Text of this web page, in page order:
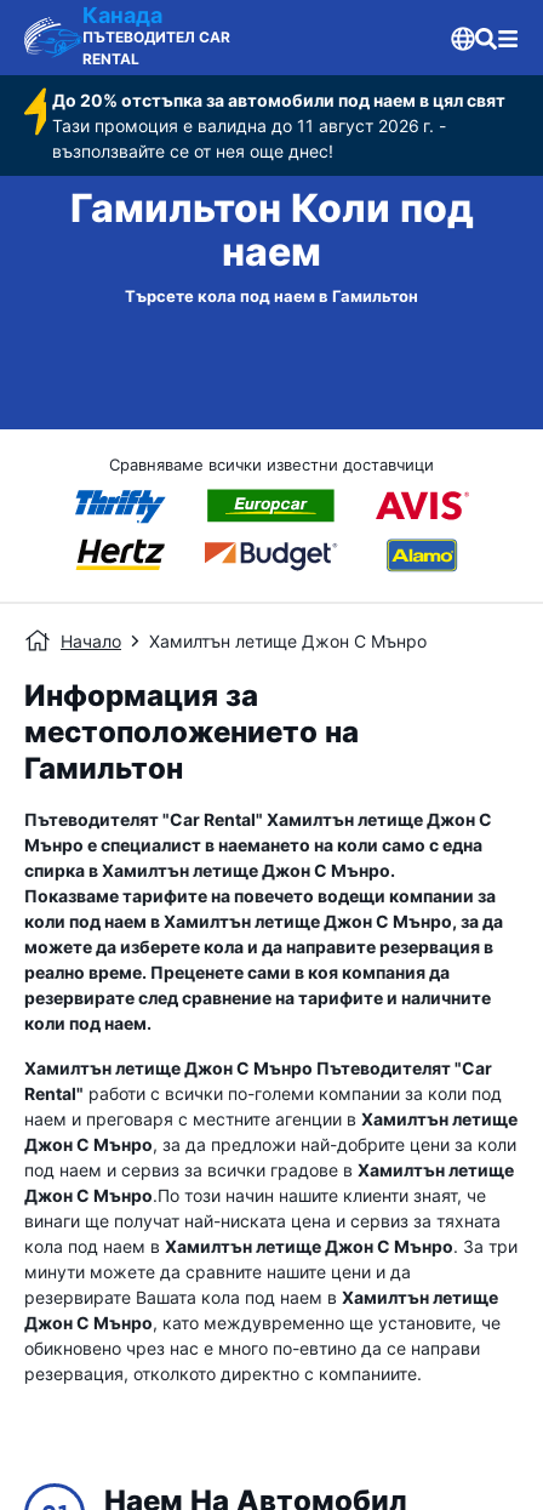
Канада
ПЪТЕВОДИТЕЛ CAR
RENTAL
До 20% отстъпка за автомобили под наем в цял свят
Тази промоция е валидна до 11 август 2026 г. -
възползвайте се от нея още днес!
Гамильтон Коли под
наем
Търсете кола под наем в Гамильтон
Сравняваме всички известни доставчици
Начало Хамилтън летище Джон C Мънро
Информация за
местоположението на
Гамильтон
Пътеводителят "Car Rental" Хамилтън летище Джон C
Мънро е специалист в наемането на коли само с една
спирка вХамилтън летище Джон C Мънро.
Показваме тарифите на повечето водещи компании за
коли под наем вХамилтън летище Джон C Мънро, за да
можете да изберете кола и да направите резервация в
реално време. Преценете сами в коя компания да
резервирате след сравнение на тарифите и наличните
коли под наем.
Хамилтън летище Джон C Мънро Пътеводителят "Car
Rental" работи с всички по-големи компании за коли под
наем и преговаря с местните агенции в Хамилтън летище
Джон C Мънро, за да предложи най-добрите цени за коли
под наем и сервиз за всички градове в Хамилтън летище
Джон C Мънро.По този начин нашите клиенти знаят, че
винаги ще получат най-ниската цена и сервиз за тяхната
кола под наем в Хамилтън летище Джон C Мънро. За три
минути можете да сравните нашите цени и да
резервирате Вашата кола под наем в Хамилтън летище
Джон C Мънро, като междувременно ще установите, че
обикновено чрез нас е много по-евтино да се направи
резервация, отколкото директно с компаниите.
Наем На Автомобил